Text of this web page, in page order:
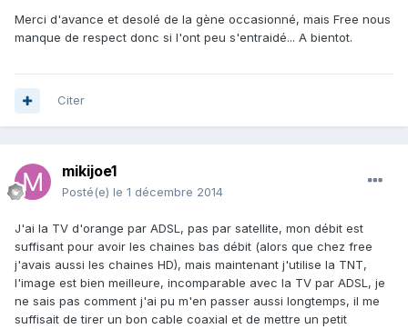
Merci d'avance et desolé de la gène occasionné, mais Free nous
manque de respect donc si l'ont peu s'entraidé... A bientot.
Citer
mikijoe1
Posté(e) le 1 décembre 2014
J'ai la TV d'orange par ADSL, pas par satellite, mon débit est
suffisant pour avoir les chaines bas débit (alors que chez free
j'avais aussi les chaines HD), mais maintenant j'utilise la TNT,
l'image est bien meilleure, incomparable avec la TV par ADSL, je
ne sais pas comment j'ai pu m'en passer aussi longtemps, il me
suffisait de tirer un bon cable coaxial et de mettre un petit